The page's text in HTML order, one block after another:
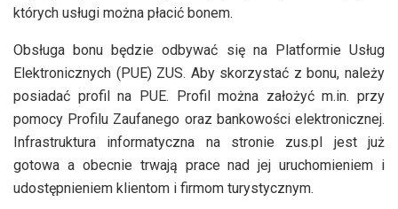
których usługi można płacić bonem.
Obsługa bonu będzie odbywać się na Platformie Usług
Elektronicznych (PUE) ZUS. Aby skorzystać z bonu, należy
posiadać profil na PUE. Profil można założyć m.in. przy
pomocy Profilu Zaufanego oraz bankowości elektronicznej.
Infrastruktura informatyczna na stronie zus.pl jest już
gotowa a obecnie trwają prace nad jej uruchomieniem i
udostępnieniem klientom i firmom turystycznym.